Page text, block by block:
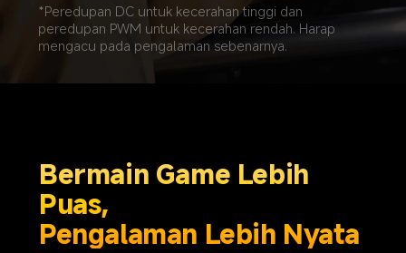
*Peredupan DC untuk kecerahan tinggi dan
peredupan PWM untuk kecerahan rendah. Harap
mengacu pada pengalaman sebenarnya.
Bermain Game Lebih
Puas,
Pengalaman Lebih Nyata